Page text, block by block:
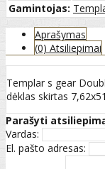
Gamintojas:
Aprašymas
(0) Atsiliepimai
Templar s gear
dėklas skirtas
Parašyti
Vardas:
El. pašto adresas: